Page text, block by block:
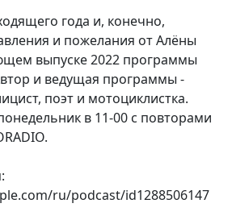
года и, конечно,
и пожелания от Алёны
выпуске 2022 программы
и ведущая программы -
поэт и мотоциклистка.
в 11-00 с повторами
ru/podcast/id1288506147